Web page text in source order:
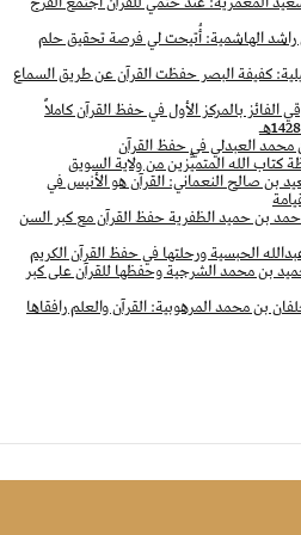
e
راشد الهاشمية: أُتيحت لي فرصة تحقيق حلم
كفيفة البصر حفظت القرآن عن طريق السماع
بالمركز الأول في حفظ القرآن كاملاً
العبدلي في حفظ القرآن
الله المتميِّزين من ولاية السويق
بن صالح النعماني: القرآن هو الأنيس في
بن حميد الظفرية حفظ القرآن مع كبر السن
الحبسية ورحلتها في حفظ القرآن الكريم
بن محمد الشرجية وحفظها للقرآن على كبر
بن محمد المرهوبية: القرآن والعلم رافقاها